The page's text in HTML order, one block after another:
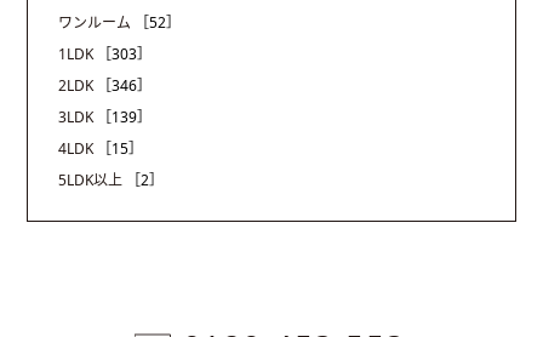
ワンルーム
［52］
1LDK
［303］
2LDK
［346］
3LDK
［139］
4LDK
［15］
5LDK以上
［2］